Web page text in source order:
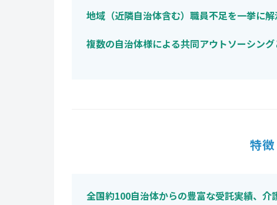
地域（近隣自治体含む）職員不足を一挙に
複数の自治体様による共同アウトソーシン
特
全国約100自治体からの豊富な受託実績、